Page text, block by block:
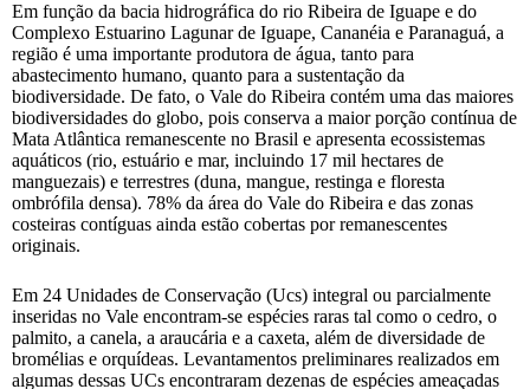
Em função da bacia hidrográfica do rio Ribeira de Iguape e do
Complexo Estuarino Lagunar de Iguape, Cananéia e Paranaguá, a
região é uma importante produtora de água, tanto para
abastecimento humano, quanto para a sustentação da
biodiversidade. De fato, o Vale do Ribeira contém uma das maiores
biodiversidades do globo, pois conserva a maior porção contínua de
Mata Atlântica remanescente no Brasil e apresenta ecossistemas
aquáticos (rio, estuário e mar, incluindo 17 mil hectares de
manguezais) e terrestres (duna, mangue, restinga e floresta
ombrófila densa). 78% da área do Vale do Ribeira e das zonas
costeiras contíguas ainda estão cobertas por remanescentes
originais.
Em 24 Unidades de Conservação (Ucs) integral ou parcialmente
inseridas no Vale encontram-se espécies raras tal como o cedro, o
palmito, a canela, a araucária e a caxeta, além de diversidade de
bromélias e orquídeas. Levantamentos preliminares realizados em
algumas dessas UCs encontraram dezenas de espécies ameaçadas